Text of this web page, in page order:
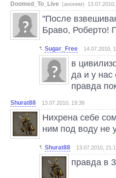
Doomed_To_Live (аноним) 13.07.2010,
"После
Браво, Роберто!
Sugar_Free 14.07.2010,
в
да и у нас
правда
Shurat88 13.07.2010, 19:38
Нихрена себе
ним под воду не
Shurat88 13.07.2010,
правда в